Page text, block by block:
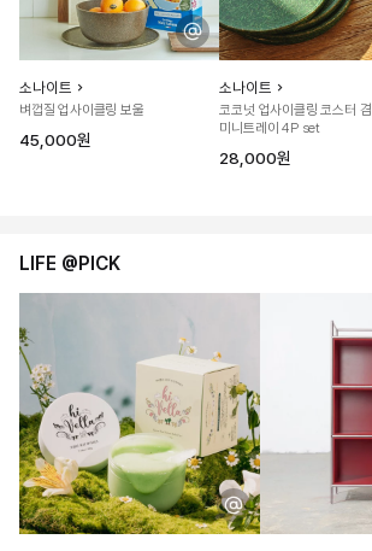
소나이트
벼껍질 업사이클링 보울
45,000원
소나이트
코코넛 업사이클링 코스터 겸
미니트레이 4P set
28,000원
LIFE @PICK